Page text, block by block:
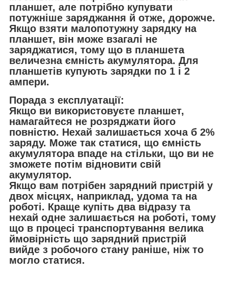
планшет, але потрібно купувати
потужніше заряджання й отже, дорожче.
Якщо взяти малопотужну зарядку на
планшет, він може взагалі не
заряджатися, тому що в планшета
величезна ємність акумулятора. Для
планшетів купують зарядки по 1 і 2
ампери.
Порада з експлуатації:
Якщо ви використовуєте планшет,
намагайтеся не розряджати його
повністю. Нехай залишається хоча б 2%
заряду. Може так статися, що ємність
акумулятора впаде на стільки, що ви не
зможете потім відновити свій
акумулятор.
Якщо вам потрібен зарядний пристрій у
двох місцях, наприклад, удома та на
роботі. Краще купіть два відразу та
нехай одне залишається на роботі, тому
що в процесі транспортування велика
ймовірність що зарядний пристрій
вийде з робочого стану раніше, ніж то
могло статися.